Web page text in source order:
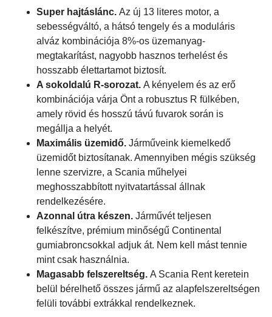
Super hajtáslánc. Az új 13 literes motor, a
sebességváltó, a hátsó tengely és a moduláris
alváz kombinációja 8%-os üzemanyag-
megtakarítást, nagyobb hasznos terhelést és
hosszabb élettartamot biztosít.
A sokoldalú R-sorozat. A kényelem és az erő
kombinációja várja Önt a robusztus R fülkében,
amely rövid és hosszú távú fuvarok során is
megállja a helyét.
Maximális üzemidő. Járműveink kiemelkedő
üzemidőt biztosítanak. Amennyiben mégis szükség
lenne szervizre, a Scania műhelyei
meghosszabbított nyitvatartással állnak
rendelkezésére.
Azonnal útra készen. Járművét teljesen
felkészítve, prémium minőségű Continental
gumiabroncsokkal adjuk át. Nem kell mást tennie
mint csak használnia.
Magasabb felszereltség. A Scania Rent keretein
belül bérelhető összes jármű az alapfelszereltségen
felüli további extrákkal rendelkeznek.